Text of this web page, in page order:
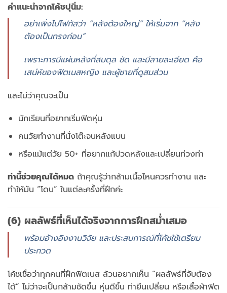
คำแนะนำจากโค้ชปุนิ่ม:
อย่าเพิ่งไปโฟกัสว่า “หลังต้องใหญ่” ให้เริ่มจาก “หลัง
ต้องเป็นทรงก่อน”
เพราะการมีแผ่นหลังที่สมดุล ชัด และมีลายละเอียด คือ
เสน่ห์ของฟิตเนสหญิง และผู้ชายที่ดูสมส่วน
และไม่ว่าคุณจะเป็น
นักเรียนที่อยากเริ่มฟิตหุ่น
คนวัยทำงานที่นั่งโต๊ะจนหลังแบน
หรือแม้แต่วัย 50+ ที่อยากแก้ปวดหลังและเปลี่ยนท่วงท่า
ท่านี้ช่วยคุณได้หมด ถ้าคุณรู้ว่ากล้ามเนื้อไหนควรทำงาน และ
ทำให้มัน “โดน” ในแต่ละครั้งที่ฝึกค่ะ
(6) ผลลัพธ์ที่เห็นได้จริงจากการฝึกสม่ำเสมอ
พร้อมอ้างอิงงานวิจัย และประสบการณ์ที่โค้ชใช้เตรียม
ประกวด
โค้ชเชื่อว่าทุกคนที่ฝึกฟิตเนส ล้วนอยากเห็น “ผลลัพธ์ที่จับต้อง
ได้” ไม่ว่าจะเป็นกล้ามชัดขึ้น หุ่นดีขึ้น ท่ายืนเปลี่ยน หรือเสื้อผ้าฟิต